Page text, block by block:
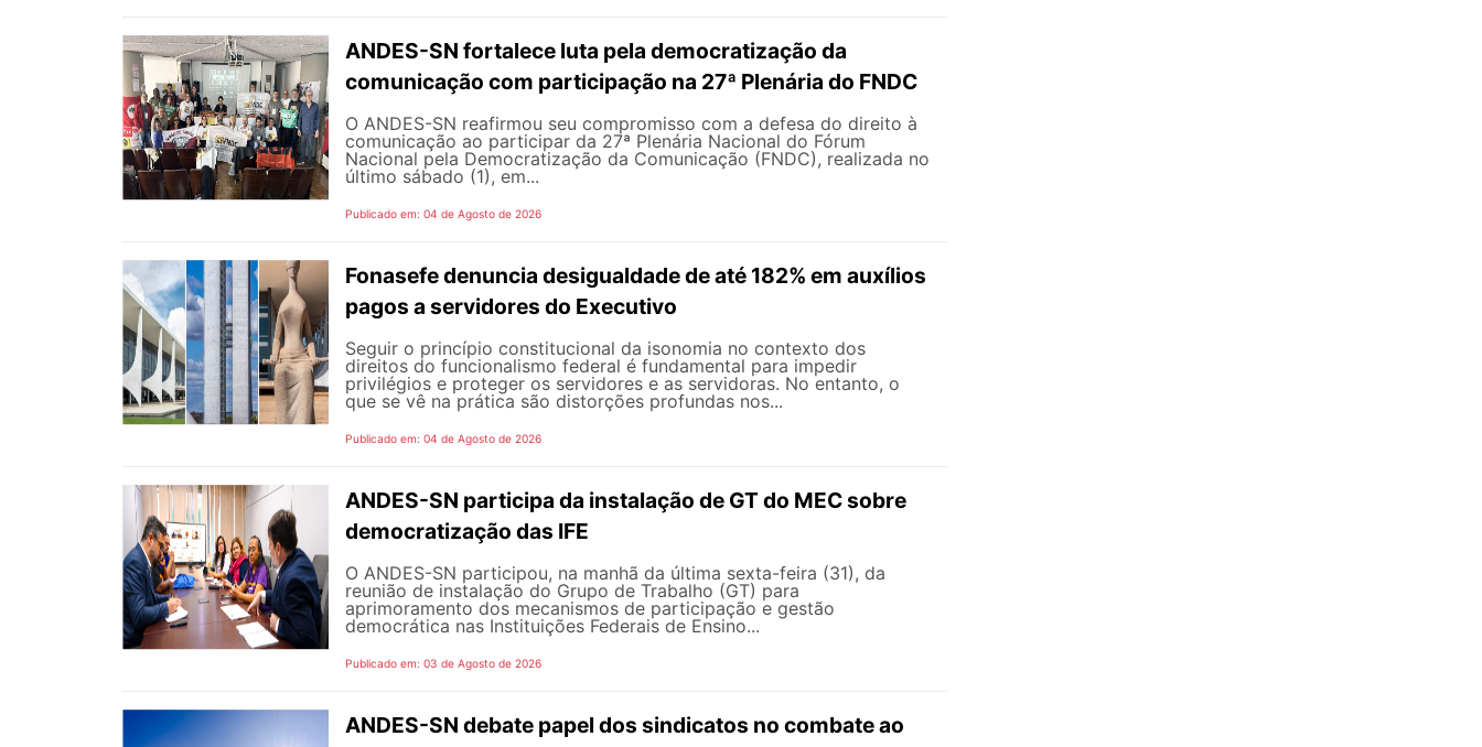
ANDES-SN fortalece luta pela democratização da
comunicação com participação na 27ª Plenária do FNDC
O ANDES-SN reafirmou seu compromisso com a defesa do direito à
comunicação ao participar da 27ª Plenária Nacional do Fórum
Nacional pela Democratização da Comunicação (FNDC), realizada no
último sábado (1), em...
Publicado em: 04 de Agosto de 2026
Fonasefe denuncia desigualdade de até 182% em auxílios
pagos a servidores do Executivo
Seguir o princípio constitucional da isonomia no contexto dos
direitos do funcionalismo federal é fundamental para impedir
privilégios e proteger os servidores e as servidoras. No entanto, o
que se vê na prática são distorções profundas nos...
Publicado em: 04 de Agosto de 2026
ANDES-SN participa da instalação de GT do MEC sobre
democratização das IFE
O ANDES-SN participou, na manhã da última sexta-feira (31), da
reunião de instalação do Grupo de Trabalho (GT) para
aprimoramento dos mecanismos de participação e gestão
democrática nas Instituições Federais de Ensino...
Publicado em: 03 de Agosto de 2026
ANDES-SN debate papel dos sindicatos no combate ao